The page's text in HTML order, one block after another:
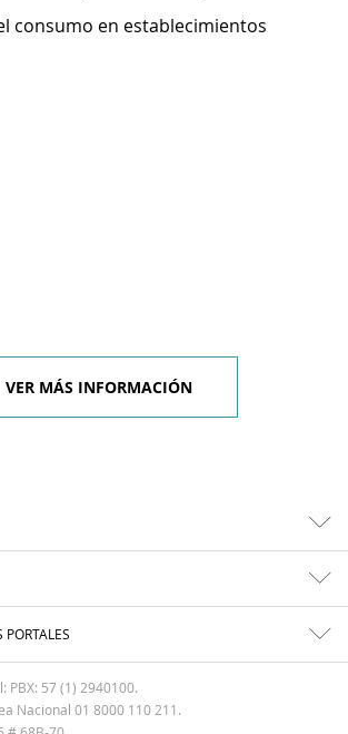
consumo en establecimientos
VER MÁS INFORMACIÓN
PBX: 57 (1) 2940100.
Nacional 01 8000 110 211.